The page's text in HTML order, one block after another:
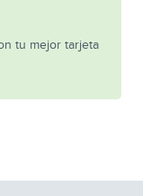
tu mejor tarjeta